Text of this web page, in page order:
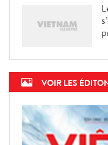
VOIR LES